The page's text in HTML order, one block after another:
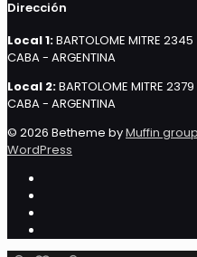
Dirección
Local 1:BARTOLOME MITRE 2345
CABA - ARGENTINA
Local 2:BARTOLOME MITRE 2379
CABA - ARGENTINA
© 2026 Betheme byMuffin group
WordPress